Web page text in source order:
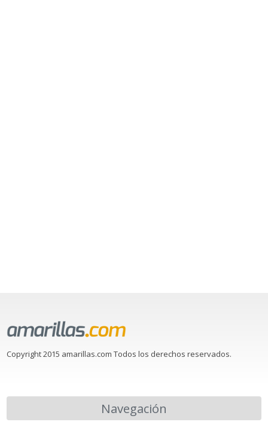
Copyright 2015 amarillas.com Todos los derechos reservados.
Navegación